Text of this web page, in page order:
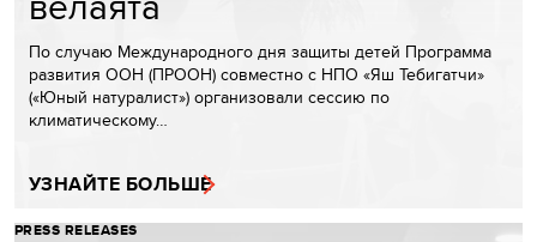
По случаю Международного дня защиты детей Программа
развития ООН (ПРООН) совместно с НПО «Яш Тебигатчи»
(«Юный натуралист») организовали сессию по
климатическому…
УЗНАЙТЕ БОЛЬШЕ
PRESS RELEASES